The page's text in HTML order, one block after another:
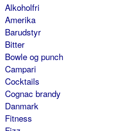
Alkoholfri
Amerika
Barudstyr
Bitter
Bowle og punch
Campari
Cocktails
Cognac brandy
Danmark
Fitness